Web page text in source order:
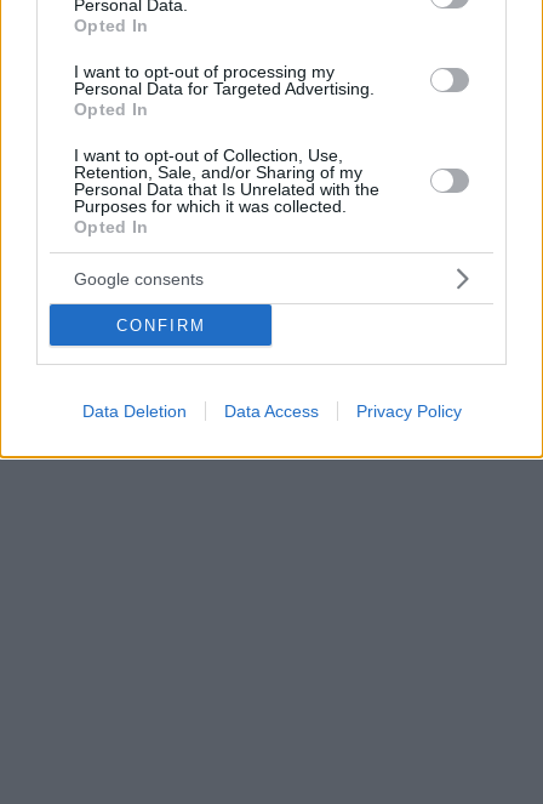
Personal Data.
Opted In
I want to opt-out of processing my
Personal Data for Targeted Advertising.
Opted In
I want to opt-out of Collection, Use,
Retention, Sale, and/or Sharing of my
Personal Data that Is Unrelated with the
Purposes for which it was collected.
Opted In
Google consents
CONFIRM
Data Deletion Data Access Privacy Policy
Εισβολή στη Συρία: Δραπέτευσαν μαχητές του ISIS από
Νέο «χτύπημα» του YPG/PKK την Παρασκευή σε
πόλη της επαρχίας Μαρντίν - Τραυματίστηκαν
ρεπόρτερ του πρακτορείου Anandolu - Τουλάχιστον
Τούρκος στρατιώτης
11.10.2019, 18:25